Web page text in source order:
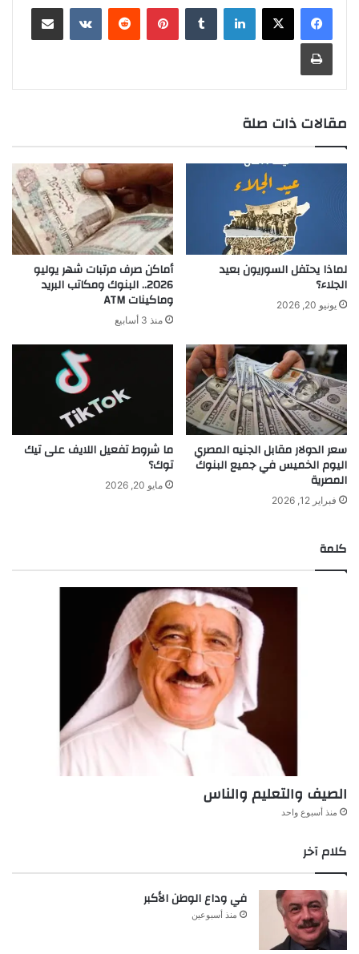
لينكدإن بينتيريست مشاركة عبر البريد
طباعة
مقالات ذات صلة
لماذا يحتفل السوريون بعيد
الجلاء؟
يونيو 20, 2026
أماكن صرف مرتبات شهر يوليو
2026.. البنوك ومكاتب البريد
وماكينات ATM
منذ 3 أسابيع
سعر الدولار مقابل الجنيه المصري
اليوم الخميس في جميع البنوك
المصرية
فبراير 12, 2026
ما شروط تفعيل اللايف على تيك
توك؟
مايو 20, 2026
كلمة
الصيف والتعليم والناس
منذ أسبوع واحد
كلام آخر
في وداع الوطن الأكبر
منذ أسبوعين